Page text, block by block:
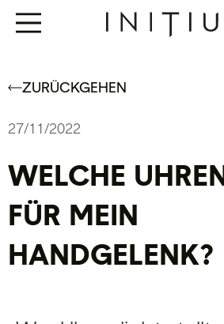
ZURÜCKGEHEN
27/11/2022
WELCHE
ÜR MEIN H
ANDGELENK?